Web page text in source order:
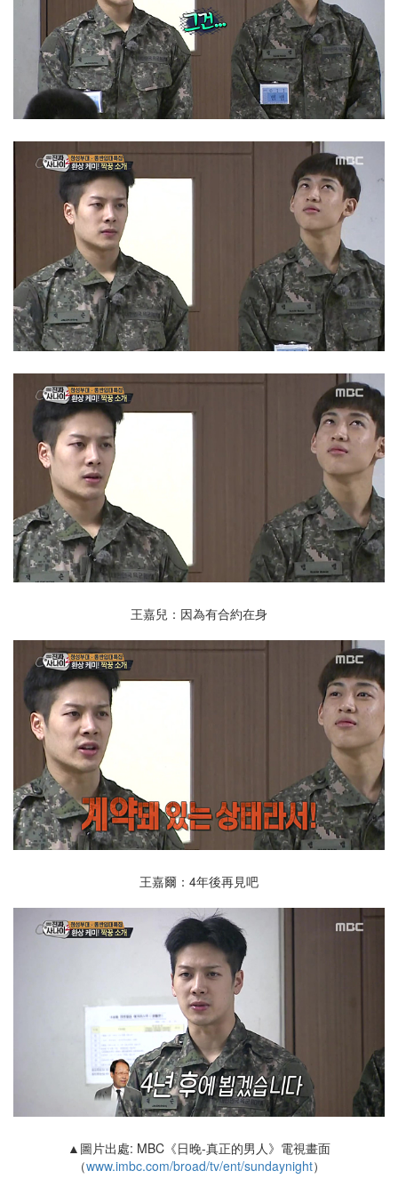
王嘉兒：因為有合約在身
王嘉爾：4年後再見吧
▲圖片出處: MBC《日晚-真正的男人》電視畫面
（www.imbc.com/broad/tv/ent/sundaynight）